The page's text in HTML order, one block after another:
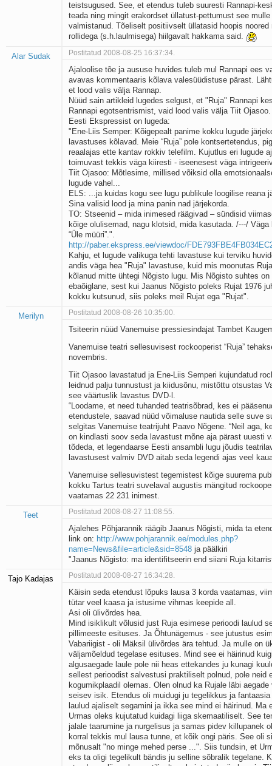
teistsugused. See, et etendus tuleb suuresti Rannapi-
teada ning mingit erakordset üllatust-pettumust see
valmistanud. Tõeliselt positiivselt üllatasid hoopis noored
rollidega (s.h.laulmisega) hiilgavalt hakkama said.
Alar Sudak Postitatud 2008-08-25 16:37:34.
Ajaloolise tõe ja aususe huvides tuleb mul Rannapi ees
avavas kommentaaris kõlava valesüüdistuse pärast.
et lood valis välja Rannap.
Nüüd sain artikleid lugedes selgust, et "Ruja" Rannapi
Rannapi egotsentrismist, vaid lood valis välja Tiit Ojasoo.
Eesti Ekspressist on lugeda:
"Ene-Liis Semper: Kõigepealt panime kokku lugude
lavastuses kõlavad. Meie “Ruja” pole kontsertetendus,
reaalajas ette kantav rokkiv telefilm. Kujutlus eri lugude
toimuvast tekkis väga kiiresti - iseenesest väga
Tiit Ojasoo: Mõtlesime, millised võiksid olla
lugude vahel...
ELS: ...ja kuidas kogu see lugu publikule loogilise reana
Sina valisid lood ja mina panin nad järjekorda.
TO: Stseenid – mida inimesed räägivad – sündisid
kõige olulisemad, nagu klotsid, mida kasutada. /---/
“Üle müüri”.".
http://paber.ekspress.ee/viewdoc/
Kahju, et lugude valikuga tehti lavastuse kui terviku
andis väga hea "Ruja" lavastuse, kuid mis moonutas
kõlanud mitte ühtegi Nõgisto lugu. Mis Nõgisto suhtes
ebaõiglane, sest kui Jaanus Nõgisto poleks Rujat 1976
kokku kutsunud, siis poleks meil Rujat ega "Rujat".
Merilyn Postitatud 2008-08-26 10:35:00.
Tsiteerin nüüd Vanemuise pressiesindajat Tambet
Vanemuise teatri sellesuvisest rockooperist “Ruja”
novembris.
Tiit Ojasoo lavastatud ja Ene-Liis Semperi kujundatud
leidnud palju tunnustust ja kiidusõnu, mistõttu otsustas
see väärtuslik lavastus DVD-l.
“Loodame, et need tuhanded teatrisõbrad, kes ei
etendustele, saavad nüüd võimaluse nautida selle suve
selgitas Vanemuise teatrijuht Paavo Nõgene. “Neil aga,
on kindlasti soov seda lavastust mõne aja pärast uuesti
tõdeda, et legendaarse Eesti ansambli lugu jõudis
lavastusest valmiv DVD aitab seda legendi ajas veel
Vanemuise sellesuvistest tegemistest kõige suurema
kokku Tartus teatri suvelaval augustis mängitud
vaatamas 22 231 inimest.
Teet Postitatud 2008-08-27 11:08:55.
Ajalehes Põhjarannik räägib Jaanus Nõgisti, mida ta
link on: http://www.pohjarannik.ee/modules.php?
name=News&file=article&sid=8548 ja päälkiri
"Jaanus Nõgisto: ma identifitseerin end siiani Ruja
Tajo Kadajas Postitatud 2008-08-27 16:34:28.
Käisin seda etendust lõpuks lausa 3 korda vaatamas,
tütar veel kaasa ja istusime vihmas keepide all.
Asi oli ülivõrdes hea.
Mind isiklikult võlusid just Ruja esimese perioodi laulud
pillimeeste esituses. Ja Õhtunägemus - see jutustus
Vabariigist - oli Mäksil ülivõrdes ära tehtud. Ja mulle on
väljamõeldud tegelase esituses. Mind see ei häirinud
algusaegade laule pole nii heas ettekandes ju kunagi
sellest perioodist salvestusi praktiliselt polnud, pole neid
kogumikplaadil olemas. Olen olnud ka Rujale läbi aegade
seisev isik. Etendus oli muidugi ju tegelikkus ja
laulud ajaliselt segamini ja ikka see mind ei häirinud. Ma
Urmas oleks kujutatud kuidagi liiga skemaatiliselt. See
jalale taarumine ja nurgelisus ja samas pidev killupanek
korral tekkis mul lausa tunne, et kõik ongi päris. See oli
mõnusalt "no minge mehed perse ...". Siis tundsin, et
eks ta oligi tegelikult bändis ju selline sõbralik tegelane.